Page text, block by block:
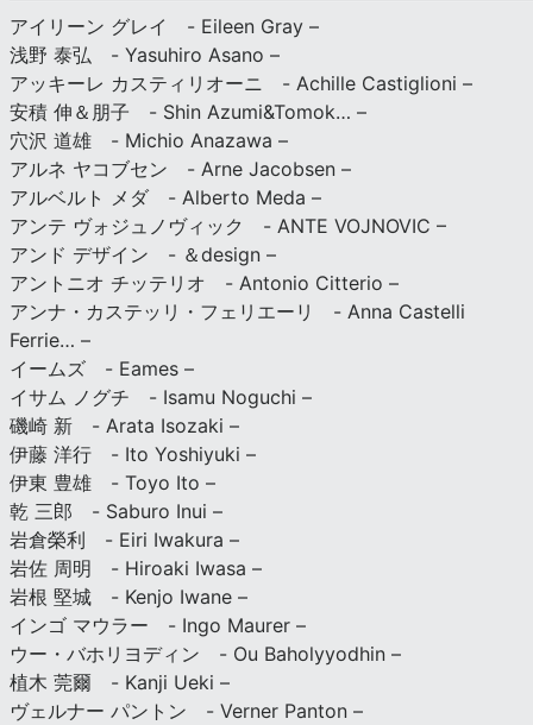
アイリーン グレイ - Eileen Gray –
浅野 泰弘 - Yasuhiro Asano –
アッキーレ カスティリオーニ - Achille Castiglioni –
安積 伸＆朋子 - Shin Azumi&Tomok… –
穴沢 道雄 - Michio Anazawa –
アルネ ヤコブセン - Arne Jacobsen –
アルベルト メダ - Alberto Meda –
アンテ ヴォジュノヴィック - ANTE VOJNOVIC –
アンド デザイン - ＆design –
アントニオ チッテリオ - Antonio Citterio –
アンナ・カステッリ・フェリエーリ - Anna Castelli
Ferrie… –
イームズ - Eames –
イサム ノグチ - Isamu Noguchi –
磯崎 新 - Arata Isozaki –
伊藤 洋行 - Ito Yoshiyuki –
伊東 豊雄 - Toyo Ito –
乾 三郎 - Saburo Inui –
岩倉榮利 - Eiri Iwakura –
岩佐 周明 - Hiroaki Iwasa –
岩根 堅城 - Kenjo Iwane –
インゴ マウラー - Ingo Maurer –
ウー・バホリヨディン - Ou Baholyyodhin –
植木 莞爾 - Kanji Ueki –
ヴェルナー パントン - Verner Panton –